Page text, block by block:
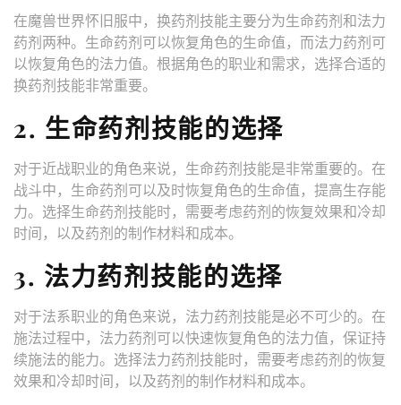
在魔兽世界怀旧服中，换药剂技能主要分为生命药剂和法力
药剂两种。生命药剂可以恢复角色的生命值，而法力药剂可
以恢复角色的法力值。根据角色的职业和需求，选择合适的
换药剂技能非常重要。
2. 生命药剂技能的选择
对于近战职业的角色来说，生命药剂技能是非常重要的。在
战斗中，生命药剂可以及时恢复角色的生命值，提高生存能
力。选择生命药剂技能时，需要考虑药剂的恢复效果和冷却
时间，以及药剂的制作材料和成本。
3. 法力药剂技能的选择
对于法系职业的角色来说，法力药剂技能是必不可少的。在
施法过程中，法力药剂可以快速恢复角色的法力值，保证持
续施法的能力。选择法力药剂技能时，需要考虑药剂的恢复
效果和冷却时间，以及药剂的制作材料和成本。